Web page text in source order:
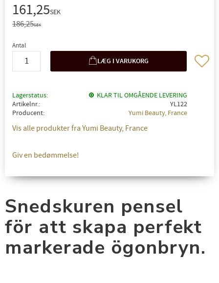
Nedsat pris:
161,25SEK
Original pris:
186,25SEK
Antal
Gem
Lagerstatus
KLAR TIL OMGÅENDE LEVERING
Artikelnr.
YL122
Producent
Yumi Beauty, France
Vis alle produkter fra Yumi Beauty, France
Giv en bedømmelse!
Snedskuren pensel
för att skapa perfekt
markerade ögonbryn.